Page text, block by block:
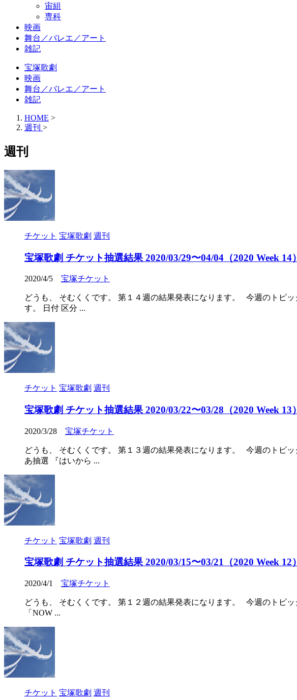
宙組
専科
映画
舞台／バレエ／アート
雑記
宝塚歌劇
映画
舞台／バレエ／アート
雑記
HOME >
週刊 >
週刊
チケット 宝塚歌劇 週刊
宝塚歌劇 チケット抽選結果 2020/03/29〜04/04（2020 Week 14）
2020/4/5 宝塚チケット
どうも、 そむくくです。 第１４週の結果発表になります。 今週のトピ
す。 日付 区分 ...
チケット 宝塚歌劇 週刊
宝塚歌劇 チケット抽選結果 2020/03/22〜03/28（2020 Week 13）
2020/3/28 宝塚チケット
どうも、 そむくくです。 第１３週の結果発表になります。 今週のトピ
あ抽選 『はいから ...
チケット 宝塚歌劇 週刊
宝塚歌劇 チケット抽選結果 2020/03/15〜03/21（2020 Week 12）
2020/4/1 宝塚チケット
どうも、 そむくくです。 第１２週の結果発表になります。 今週のトピ
「NOW ...
チケット 宝塚歌劇 週刊